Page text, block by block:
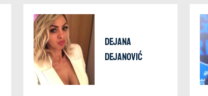
Dejana
Dejanović